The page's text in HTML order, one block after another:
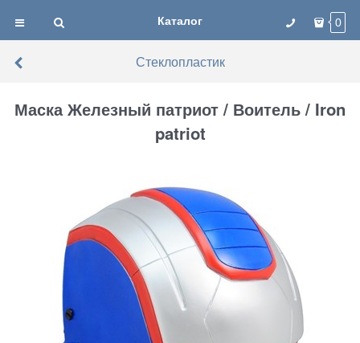
Каталог 0
Стеклопластик
Маска Железный патриот / Воитель / Iron
patriot